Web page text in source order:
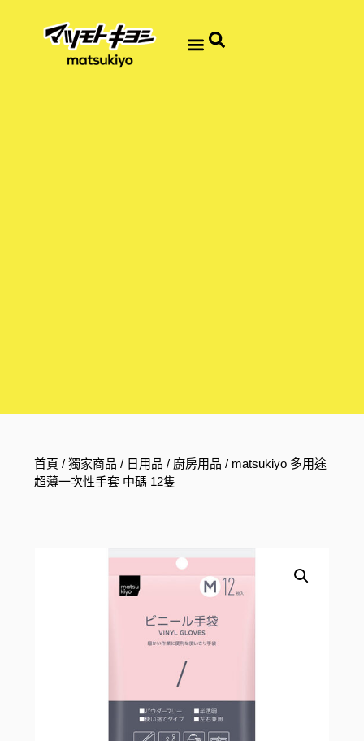
首頁 /獨家商品 / 日用品 / 廚房用品 / matsukiyo 多用途
超薄一次性手套 中碼 12隻